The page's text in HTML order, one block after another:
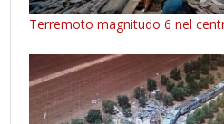
Terremoto magnitudo 6 nel